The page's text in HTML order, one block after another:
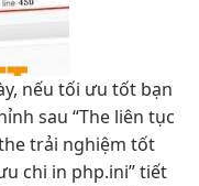
nếu tối ưu tốt bạn
sau “The liên tục
trải nghiệm tốt
chi in php.ini”tiết